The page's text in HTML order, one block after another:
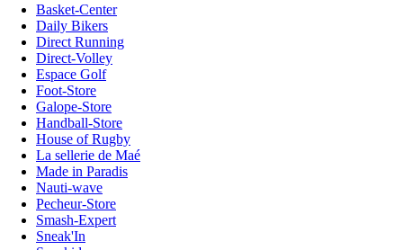
Basket-Center
Daily Bikers
Direct Running
Direct-Volley
Espace Golf
Foot-Store
Galope-Store
Handball-Store
House of Rugby
La sellerie de Maé
Made in Paradis
Nauti-wave
Pecheur-Store
Smash-Expert
Sneak'In